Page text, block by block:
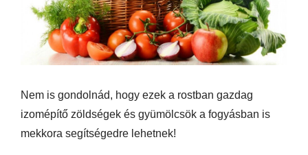
Nem is gondolnád, hogy ezek a rostban gazdag
izomépítő zöldségek és gyümölcsök a fogyásban is
mekkora segítségedre lehetnek!